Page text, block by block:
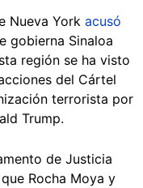
Nueva York acusó
gobierna Sinaloa
región se ha visto
del Cártel
terrorista por
Trump.
de Justicia
Rocha Moya y